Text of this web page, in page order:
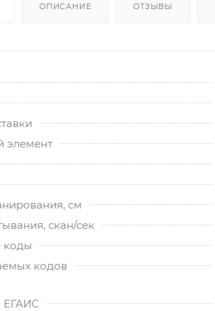
ОПИСАНИЕ ОТЗЫВЫ
элемент
см
скан/сек
коды
кодов
ЕГАИС